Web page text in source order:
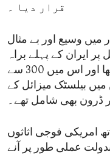
قرار دیا ۔
میں وسیع اور بے مثال
پر ایران کے پہلے براہ
راست حملے کی نمائندگی کرتا تھا اور اس میں 300 سے
میں بیلسٹک میزائل کے
ڈرون بھی شامل تھے۔
امریکی فوجی اثاثوں
عملی طور پر آنے